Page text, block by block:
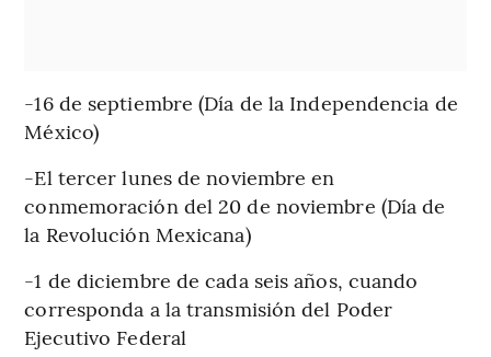
-16 de septiembre (Día de la Independencia de
México)
-El tercer lunes de noviembre en
conmemoración del 20 de noviembre (Día de
la Revolución Mexicana)
-1 de diciembre de cada seis años, cuando
corresponda a la transmisión del Poder
Ejecutivo Federal